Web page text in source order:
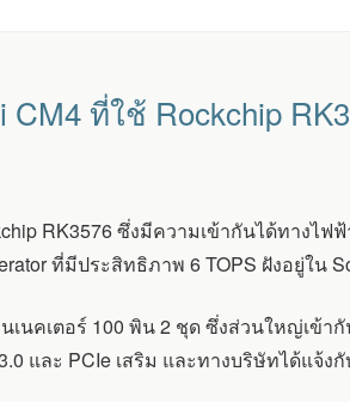
ที่ใช้ Rockchip
RK3576 ซึ่งมีความเข้ากันได้ทางไฟ
ที่มีประสิทธิภาพ 6 TOPS ฝังอยู่ใน
นคเตอร์ 100 พิน 2 ชุด ซึ่งส่วนใหญ่เข้า
และ PCIe เสริม และทางบริษัทได้แจ้